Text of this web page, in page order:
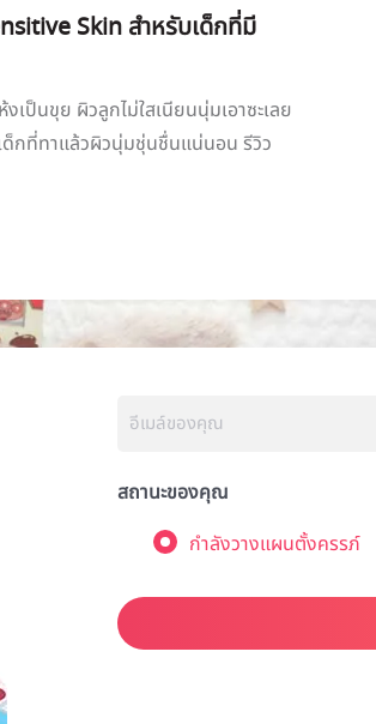
Skin สำหรับเด็กที่มี
ป็นขุย ผิวลูกไม่ใสเนียนนุ่มเอาซะเลย
ด็กที่ทาแล้วผิวนุ่มชุ่นชื่นแน่นอน รีวิว
สถานะของคุณ
กำลังวางแผนตั้งครรภ์